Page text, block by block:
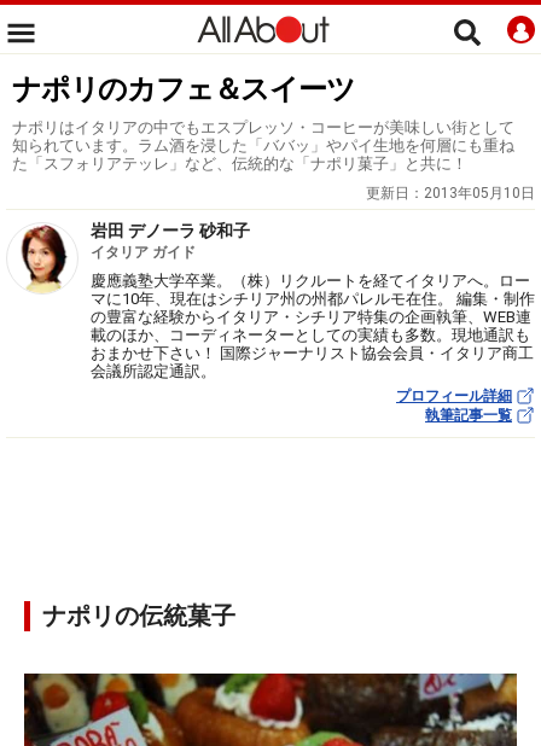
ナポリのカフェ＆スイーツ
ナポリはイタリアの中でもエスプレッソ・コーヒーが美味しい街として
知られています。ラム酒を浸した「ババッ」やパイ生地を何層にも重ね
た「スフォリアテッレ」など、伝統的な「ナポリ菓子」と共に！
更新日： 2013年05月10日
岩田 デノーラ 砂和子
イタリア ガイド
慶應義塾大学卒業。（株）リクルートを経てイタリアへ。ロー
マに10年、現在はシチリア州の州都パレルモ在住。 編集・制作
の豊富な経験からイタリア・シチリア特集の企画執筆、WEB連
載のほか、コーディネーターとしての実績も多数。現地通訳も
おまかせ下さい！ 国際ジャーナリスト協会会員・イタリア商工
会議所認定通訳。
プロフィール詳細
執筆記事一覧
ナポリの伝統菓子